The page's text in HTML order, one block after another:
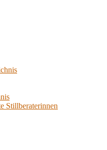
Stillberaterinnen